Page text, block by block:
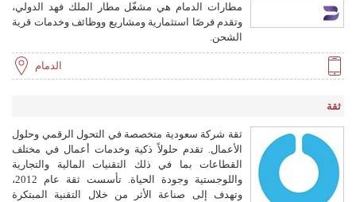
مطارات الدمام هي مشغّل مطار الملك فهد الدولي،
وتقدم فرصًا استثمارية ومشاريع ووظائف وخدمات قرية
الشحن.
الدمام
ثقة
ثقة شركة سعودية متخصصة في التحول الرقمي وحلول
الأعمال. تقدم حلولاً ذكية وخدمات أعمال في مختلف
القطاعات بما في ذلك التقنيات المالية والتجارية
واللوجستية وجودة الحياة. تأسست ثقة عام 2012،
وتهدف إلى صناعة الأثر من خلال التقنية المبتكرة